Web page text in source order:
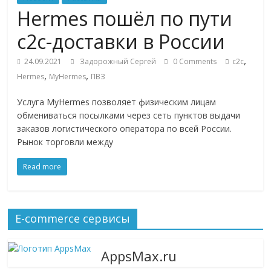
Commerce,
омниканальном
ритейле,
логистике,
технологиях,
Портал
об
онлайн-
Hermes пошёл по пути
с2с-доставки в России
24.09.2021 Задорожный Сергей 0 Comments c2c,
Hermes, MyHermes, ПВЗ
Услуга MyHermes позволяет физическим лицам
обмениваться посылками через сеть пунктов выдачи
заказов логистического оператора по всей России.
Рынок торговли между
Read more
E-commerce сервисы
AppsMax.ru